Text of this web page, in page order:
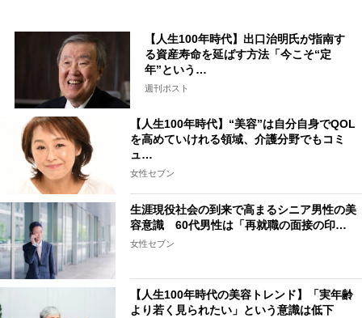
【人生100年時代】出口治明氏が指南す
る資産寿命を延ばす方法「今こそ“定
年”という…
週刊ポスト
【人生100年時代】“美容”は自分自身でQOL
を高めていけれる領域、介護分野でもコミ
ュ…
女性セブン
生涯現役社会の到来で高まるシニア男性の美
容意識 60代男性は「再就職の面接の印…
女性セブン
【人生100年時代の美容トレンド】「実年齢
より若く見られたい」という意識は低下